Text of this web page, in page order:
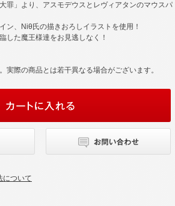
罪」より、アスモデウスとレヴィアタンのマウスパ
ン、Niθ氏の描きおろしイラストを使用！
した魔王様達をお見逃しなく！
際の商品とは若干異なる場合がございます。
について